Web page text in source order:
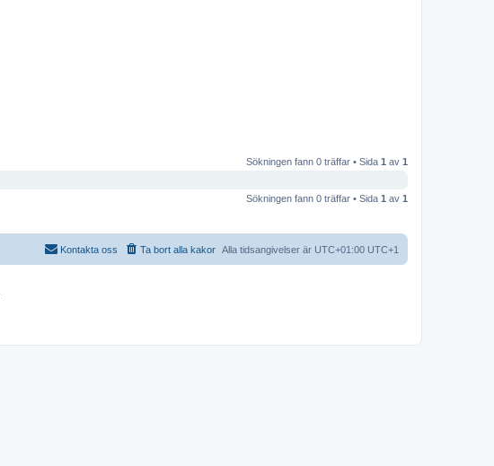
Sökningen fann 0 träffar • Sida 1 av 1
Sökningen fann 0 träffar • Sida 1 av 1
Alla tidsangivelser är UTC+01:00 UTC+1
Ta bort alla kakor
Kontakta oss